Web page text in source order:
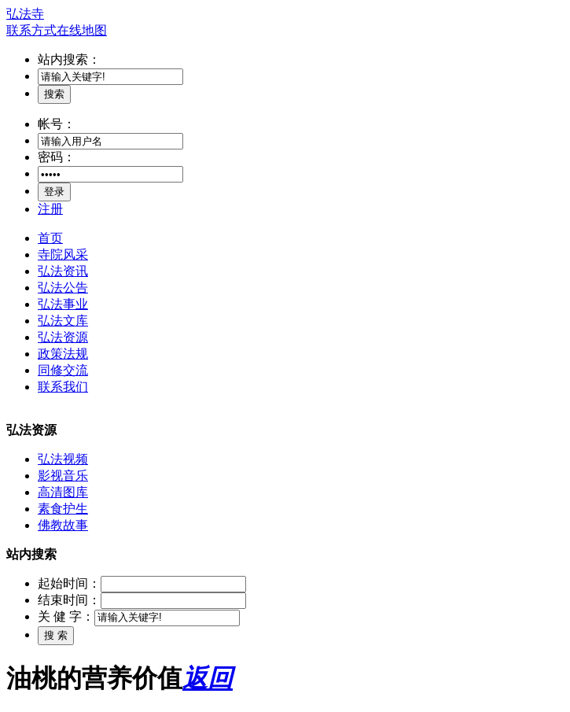
弘法寺
联系方式在线地图
站内搜索：
搜索
帐号：
密码：
登录
注册
首页
寺院风采
弘法资讯
弘法公告
弘法事业
弘法文库
弘法资源
政策法规
同修交流
联系我们
弘法资源
弘法视频
影视音乐
高清图库
素食护生
佛教故事
站内搜索
起始时间：
结束时间：
关 健 字：
油桃的营养价值返回